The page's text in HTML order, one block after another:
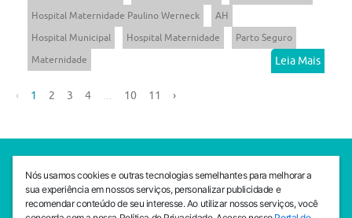
Hospital Maternidade Paulino Werneck
AH
Hospital Municipal
Hospital Maternidade
Parto Seguro
Maternidade
Leia Mais
‹ 1 2 3 4 10 11 ›
Av. da Liberdade, 765, Liberdade, São Paulo, 01503-001
(11) 3469 - 1818
Nós usamos cookies e outras tecnologias semelhantes para melhorar a
sua experiência em nossos serviços, personalizar publicidade e
recomendar conteúdo de seu interesse. Ao utilizar nossos serviços, você